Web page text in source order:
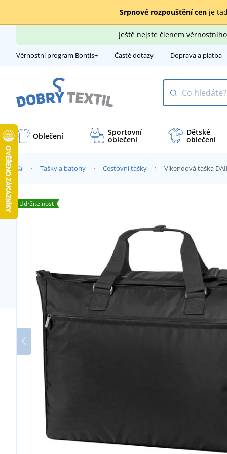
Srpnové rozpouštění cenje
Ještě nejste členem
Věrnostní program Bontis+ Časté dotazy Doprava a platba
Oblečení Sportovní
oblečení
Dětské
oblečení
Tašky a batohy Cestovní tašky Víkendová taška
Udržitelnost